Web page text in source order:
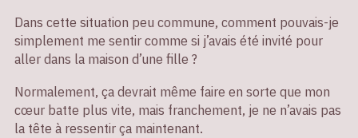
Dans cette situation peu commune, comment pouvais-je
simplement me sentir comme si j’avais été invité pour
aller dans la maison d’une fille ?
Normalement, ça devrait même faire en sorte que mon
cœur batte plus vite, mais franchement, je ne n’avais pas
la tête à ressentir ça maintenant.